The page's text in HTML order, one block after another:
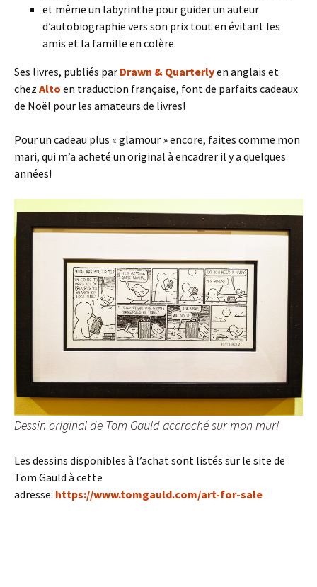
et même un labyrinthe pour guider un auteur
d’autobiographie vers son prix tout en évitant les
amis et la famille en colère.
Ses livres, publiés par Drawn & Quarterlyen anglais et
chez Alto en traduction française, font de parfaits cadeaux
de Noël pour les amateurs de livres!
Pour un cadeau plus « glamour » encore, faites comme mon
mari, qui m’a acheté un original à encadrer il y a quelques
années!
Dessin original de Tom Gauld accroché sur mon mur!
Les dessins disponibles à l’achat sont listés sur le site de
Tom Gauld à cette
adresse: https://www.tomgauld.com/art-for-sale